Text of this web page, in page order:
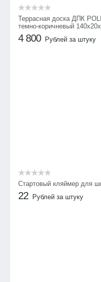
Террасная доска ДПК
темно-коричневый
4 800 Рублей за штуку
Стартовый кляймер для
22 Рублей за штуку